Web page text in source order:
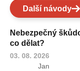
Další návody
Nebezpečný
co dělat?
03. 08. 2026
Jan